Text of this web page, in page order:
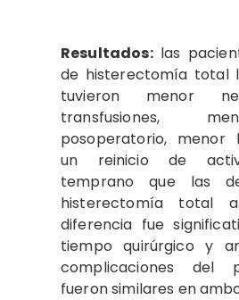
Resultados:las
de histerectomía total
tuvieron menor
transfusiones,
posoperatorio, menor
un reinicio de
temprano que las
histerectomía total
diferencia fue
tiempo quirúrgico y
complicaciones del
fueron similares en